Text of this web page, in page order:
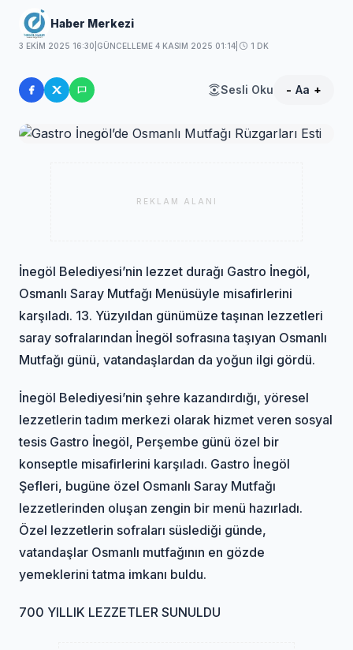
Haber Merkezi
3 EKIM 2025 16:30 GÜNCELLEME 4 KASIM 2025 01:14 1 DK
Sesli Oku - Aa +
REKLAM ALANI
İnegöl Belediyesi’nin lezzet durağı Gastro İnegöl,
Osmanlı Saray Mutfağı Menüsüyle misafirlerini
karşıladı. 13. Yüzyıldan günümüze taşınan lezzetleri
saray sofralarından İnegöl sofrasına taşıyan Osmanlı
Mutfağı günü, vatandaşlardan da yoğun ilgi gördü.
İnegöl Belediyesi’nin şehre kazandırdığı, yöresel
lezzetlerin tadım merkezi olarak hizmet veren sosyal
tesis Gastro İnegöl, Perşembe günü özel bir
konseptle misafirlerini karşıladı. Gastro İnegöl
Şefleri, bugüne özel Osmanlı Saray Mutfağı
lezzetlerinden oluşan zengin bir menü hazırladı.
Özel lezzetlerin sofraları süslediği günde,
vatandaşlar Osmanlı mutfağının en gözde
yemeklerini tatma imkanı buldu.
700 YILLIK LEZZETLER SUNULDU